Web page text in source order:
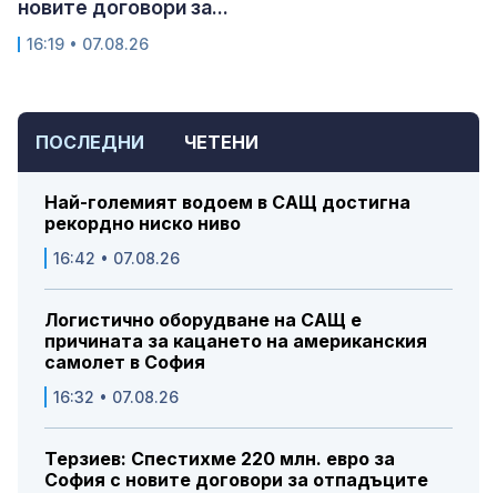
ПОСЛЕДНИ ЧЕТЕНИ
Най-големият водоем в САЩ достигна
рекордно ниско ниво
16:42 • 07.08.26
Логистично оборудване на САЩ е
причината за кацането на американския
самолет в София
16:32 • 07.08.26
Терзиев: Спестихме 220 млн. евро за
София с новите договори за отпадъците
новите договори за...
16:19 • 07.08.26